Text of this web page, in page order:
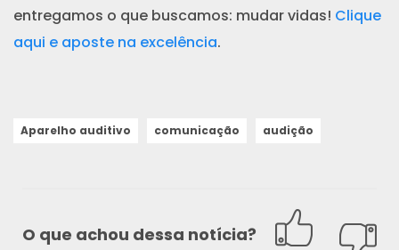
entregamos o que buscamos: mudar vidas! Clique
aqui e aposte na excelência.
Aparelho auditivo comunicação audição
O que achou dessa notícia?